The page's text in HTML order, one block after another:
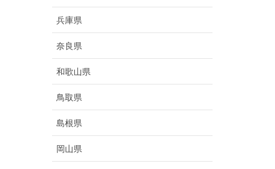
兵庫県
奈良県
和歌山県
鳥取県
島根県
岡山県